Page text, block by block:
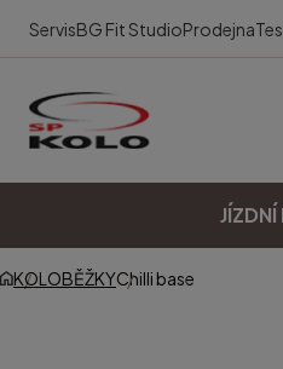
ServisBG Fit StudioProdejna
KOLOBĚŽKYChilli base